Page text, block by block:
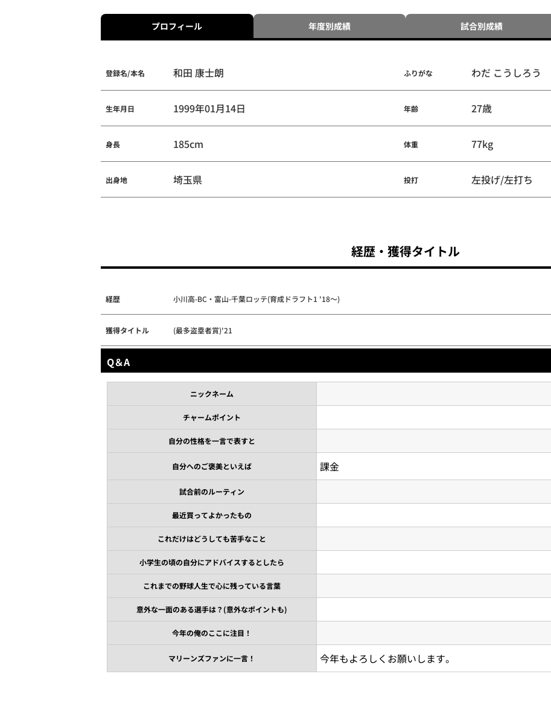
プロフィール 年度別成績 試合別成績
登録名/本名 和田 康士朗 ふりがな わだ こうしろう
生年月日 1999年01月14日 年齢 27歳
身長 185cm 体重 77kg
出身地 埼玉県 投打 左投げ/左打ち
経歴・獲得タイトル
経歴 小川高-BC・富山-千葉ロッテ(育成ドラフト1 '18～)
獲得タイトル (最多盗塁者賞)'21
Q＆A
ニックネーム
チャームポイント
自分の性格を一言で表すと
自分へのご褒美といえば 課金
試合前のルーティン
最近買ってよかったもの
これだけはどうしても苦手なこと
小学生の頃の自分にアドバイスするとしたら
これまでの野球人生で心に残っている言葉
意外な一面のある選手は？(意外なポイントも)
今年の俺のここに注目！
マリーンズファンに一言！ 今年もよろしくお願いします。